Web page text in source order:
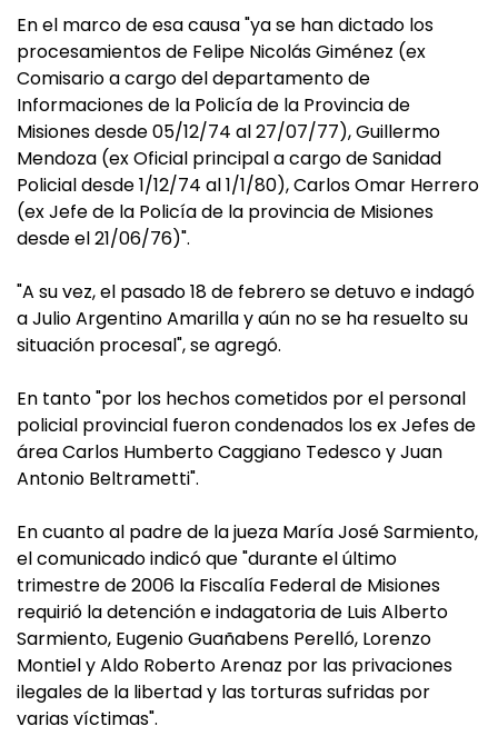
En el marco de esa causa "ya se han dictado los
procesamientos de Felipe Nicolás Giménez (ex
Comisario a cargo del departamento de
Informaciones de la Policía de la Provincia de
Misiones desde 05/12/74 al 27/07/77), Guillermo
Mendoza (ex Oficial principal a cargo de Sanidad
Policial desde 1/12/74 al 1/1/80), Carlos Omar Herrero
(ex Jefe de la Policía de la provincia de Misiones
desde el 21/06/76)".
"A su vez, el pasado 18 de febrero se detuvo e indagó
a Julio Argentino Amarilla y aún no se ha resuelto su
situación procesal", se agregó.
En tanto "por los hechos cometidos por el personal
policial provincial fueron condenados los ex Jefes de
área Carlos Humberto Caggiano Tedesco y Juan
Antonio Beltrametti".
En cuanto al padre de la jueza María José Sarmiento,
el comunicado indicó que "durante el último
trimestre de 2006 la Fiscalía Federal de Misiones
requirió la detención e indagatoria de Luis Alberto
Sarmiento, Eugenio Guañabens Perelló, Lorenzo
Montiel y Aldo Roberto Arenaz por las privaciones
ilegales de la libertad y las torturas sufridas por
varias víctimas".